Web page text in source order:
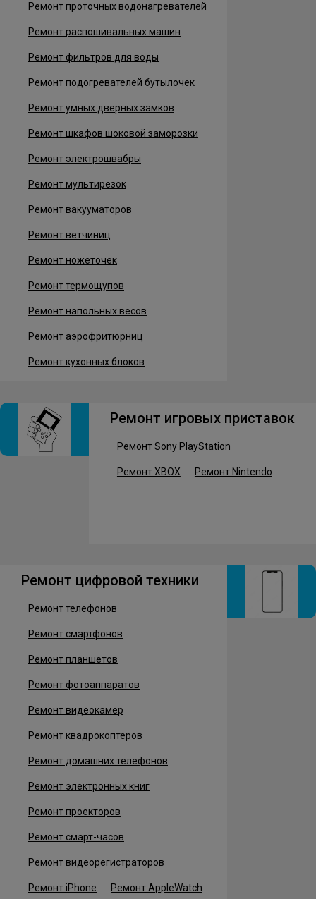
Ремонт проточных водонагревателей
Ремонт распошивальных машин
Ремонт фильтров для воды
Ремонт подогревателей бутылочек
Ремонт умных дверных замков
Ремонт шкафов шоковой заморозки
Ремонт электрошвабры
Ремонт мультирезок
Ремонт вакууматоров
Ремонт ветчиниц
Ремонт ножеточек
Ремонт термощупов
Ремонт напольных весов
Ремонт аэрофритюрниц
Ремонт кухонных блоков
Ремонт игровых приставок
Ремонт Sony PlayStation
Ремонт XBOX Ремонт Nintendo
Ремонт цифровой техники
Ремонт телефонов
Ремонт смартфонов
Ремонт планшетов
Ремонт фотоаппаратов
Ремонт видеокамер
Ремонт квадрокоптеров
Ремонт домашних телефонов
Ремонт электронных книг
Ремонт проекторов
Ремонт смарт-часов
Ремонт видеорегистраторов
Ремонт iPhone Ремонт AppleWatch